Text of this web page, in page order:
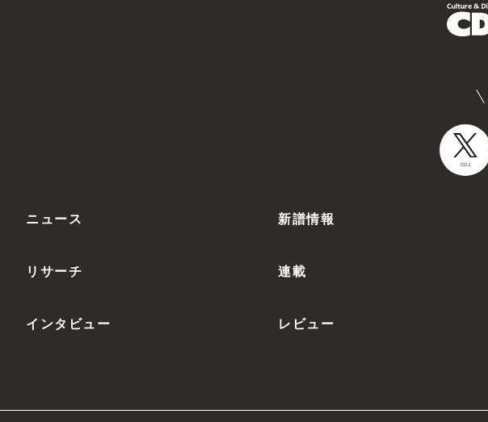
CDJ
ニュース 新譜情報
リサーチ 連載
インタビュー レビュー